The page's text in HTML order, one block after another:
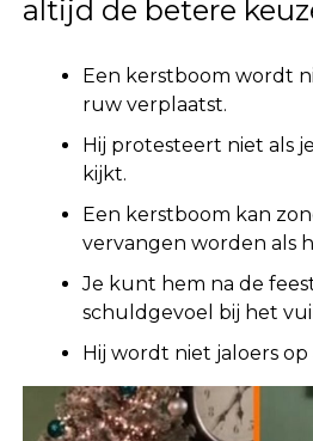
altijd de betere
Een kerstboom wordt
ruw verplaatst.
Hij protesteert niet als
kijkt.
Een kerstboom kan
vervangen worden als
Je kunt hem na de
schuldgevoel bij het
Hij wordt niet jaloers